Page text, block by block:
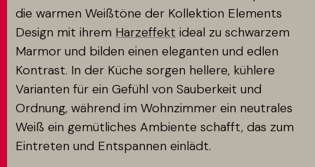
die warmen Weißtöne der Kollektion Elements
Design mit ihrem Harzeffekt ideal zu schwarzem
Marmor und bilden einen eleganten und edlen
Kontrast. In der Küche sorgen hellere, kühlere
Varianten für ein Gefühl von Sauberkeit und
Ordnung, während im Wohnzimmer ein neutrales
Weiß ein gemütliches Ambiente schafft, das zum
Eintreten und Entspannen einlädt.